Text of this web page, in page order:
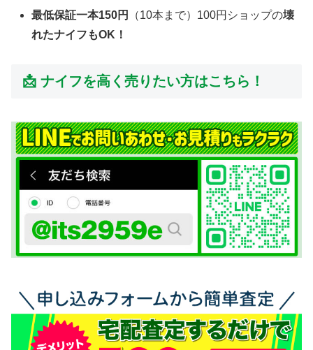
最低保証一本150円
（10本まで）100円ショップの壊
れたナイフもOK！
📩 ナイフを高く売りたい方はこちら！